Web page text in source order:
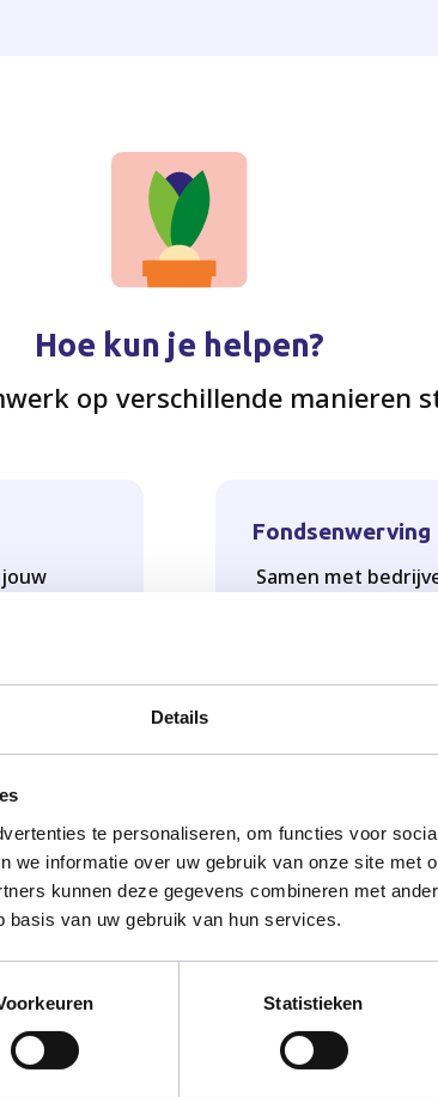
Details
te personaliseren, om functies voor
we informatie over uw gebruik van onze site met
kunnen deze gegevens combineren met
van uw gebruik van hun services.
Statistieken
Hoe kun je helpen?
op verschillende manieren
Fondsenwerving
Samen met
Werk samen met
zelfstandiger en